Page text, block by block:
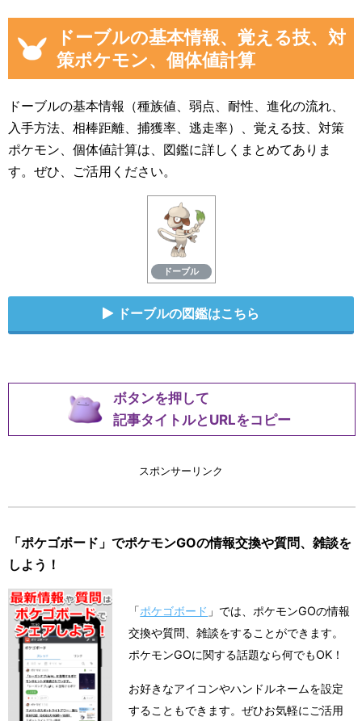
ドーブルの基本情報、覚える技、対
策ポケモン、個体値計算
ドーブルの基本情報（種族値、弱点、耐性、進化の流れ、
入手方法、相棒距離、捕獲率、逃走率）、覚える技、対策
ポケモン、個体値計算は、図鑑に詳しくまとめてありま
す。ぜひ、ご活用ください。
ドーブル
ドーブルの図鑑はこちら
ボタンを押して
記事タイトルとURLをコピー
スポンサーリンク
「ポケゴボード」でポケモンGOの情報交換や質問、雑談を
しよう！
「ポケゴボード 」では、ポケモンGOの情報
交換や質問、雑談をすることができます。
ポケモンGOに関する話題なら何でもOK！
お好きなアイコンやハンドルネームを設定
することもできます。ぜひお気軽にご活用